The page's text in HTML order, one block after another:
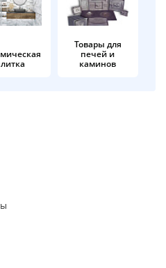
Товары для
печей и
каминов